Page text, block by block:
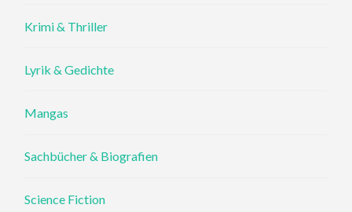
Krimi & Thriller
Lyrik & Gedichte
Mangas
Sachbücher & Biografien
Science Fiction